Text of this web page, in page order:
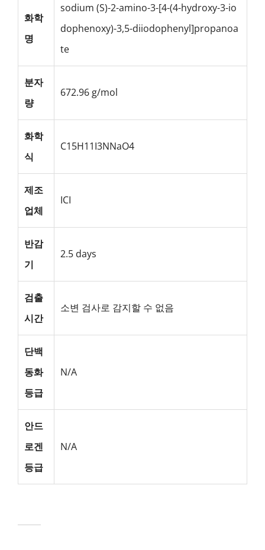
화학
명
sodium (S)-2-amino-3-[4-(4-hydroxy-3-io
dophenoxy)-3,5-diiodophenyl]propanoa
te
분자
량
672.96 g/mol
화학
식
C15H11I3NNaO4
제조
업체
ICI
반감
기
2.5 days
검출
시간
소변 검사로 감지할 수 없음
단백
동화
등급
N/A
안드
로겐
등급
N/A